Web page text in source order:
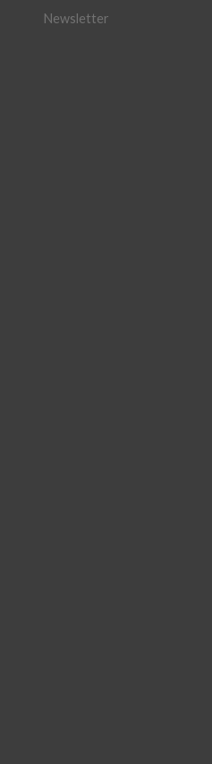
Newsletter